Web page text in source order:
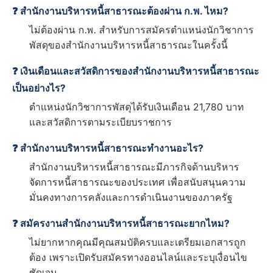
❓ สำนักงานบริหารหนี้สาธารณะต้องผ่าน ก.พ. ไหม?
ไม่ต้องผ่าน ก.พ. สำหรับการสมัครตำแหน่งนักวิชาการ
พัสดุของสำนักงานบริหารหนี้สาธารณะในครั้งนี้
❓ เงินเดือนและสวัสดิการของสำนักงานบริหารหนี้สาธารณะ
เป็นอย่างไร?
ตำแหน่งนักวิชาการพัสดุได้รับเงินเดือน 21,780 บาท
และสวัสดิการตามระเบียบราชการ
❓ สำนักงานบริหารหนี้สาธารณะทำงานอะไร?
สำนักงานบริหารหนี้สาธารณะมีภารกิจด้านบริหาร
จัดการหนี้สาธารณะของประเทศ เพื่อสนับสนุนความ
มั่นคงทางการคลังและการดำเนินงานของภาครัฐ
❓ สมัครงานสำนักงานบริหารหนี้สาธารณะยากไหม?
ไม่ยากหากคุณมีคุณสมบัติครบและเตรียมเอกสารถูก
ต้อง เพราะเปิดรับสมัครทางออนไลน์และระบุเงื่อนไข